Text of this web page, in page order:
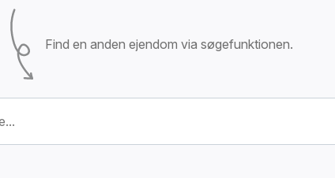
Find en anden ejendom via søgefunktionen.